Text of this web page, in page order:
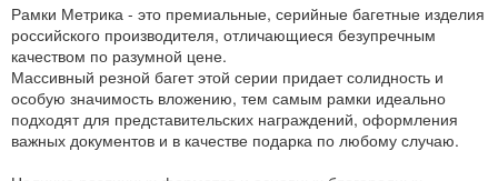
Рамки Метрика - это премиальные, серийные багетные изделия
российского производителя, отличающиеся безупречным
качеством по разумной цене.
Массивный резной багет этой серии придает солидность и
особую значимость вложению, тем самым рамки идеально
подходят для представительских награждений, оформления
важных документов и в качестве подарка по любому случаю.